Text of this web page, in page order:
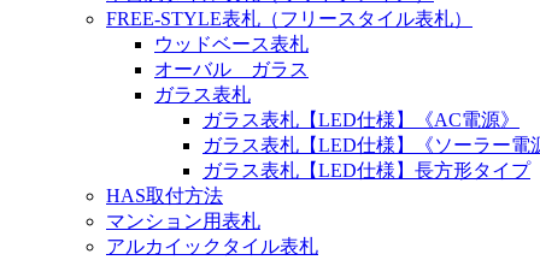
FREE-STYLE表札（フリースタイル表札）
ウッドベース表札
オーバル ガラス
ガラス表札
ガラス表札【LED仕様】《AC電源》
ガラス表札【LED仕様】《ソーラー電
ガラス表札【LED仕様】長方形タイプ
HAS取付方法
マンション用表札
アルカイックタイル表札